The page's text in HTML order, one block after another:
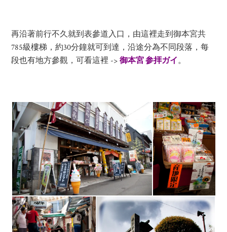
再沿著前行不久就到表參道入口，由這裡走到御本宮共
785級樓梯，約30分鐘就可到達，沿途分為不同段落，每
段也有地方參觀，可看這裡 ->御本宮 参拝ガイ。